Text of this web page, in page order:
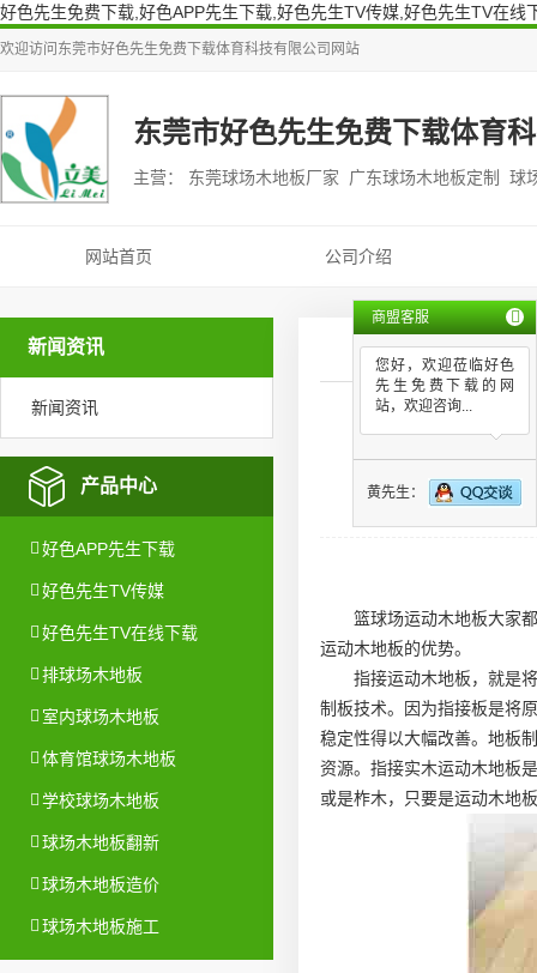
好色先生免费下载,好色APP先生下载,好色先生TV传媒,好色先生TV在线
欢迎访问 东莞市好色先生免费下载体育科技有限公司 网站
东莞市好色先生免费下载体育
主营： 东莞球场木地板厂家 广东球场木地板定制 球
网站首页 公司介绍
新闻资讯
新闻资讯
产品中心
好色APP先生下载
好色先生TV传媒
好色先生TV在线下载
排球场木地板
室内球场木地板
体育馆球场木地板
学校球场木地板
球场木地板翻新
球场木地板造价
球场木地板施工
排
篮球场运动木地板大家
运动木地板的优势。
指接运动木地板，就是
制板技术。因为指接板是将
稳定性得以大幅改善。地板
资源。指接实木运动木地板
或是柞木，只要是运动木地
商盟客服
您好，欢迎莅临好色
先生免费下载的网
站，欢迎咨询...
黄先生：